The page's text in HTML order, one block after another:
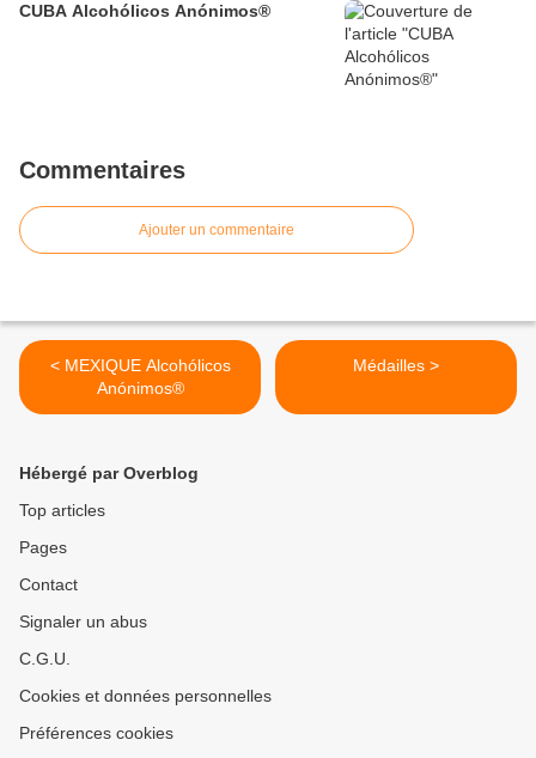
CUBA Alcohólicos Anónimos®
Commentaires
Ajouter un commentaire
< MEXIQUE Alcohólicos
Anónimos®
Médailles >
Hébergé par Overblog
Top articles
Pages
Contact
Signaler un abus
C.G.U.
Cookies et données personnelles
Préférences cookies